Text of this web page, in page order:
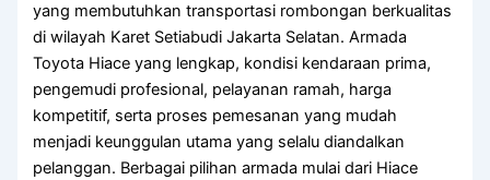
yang membutuhkan transportasi rombongan berkualitas
di wilayah Karet Setiabudi Jakarta Selatan. Armada
Toyota Hiace yang lengkap, kondisi kendaraan prima,
pengemudi profesional, pelayanan ramah, harga
kompetitif, serta proses pemesanan yang mudah
menjadi keunggulan utama yang selalu diandalkan
pelanggan. Berbagai pilihan armada mulai dari Hiace